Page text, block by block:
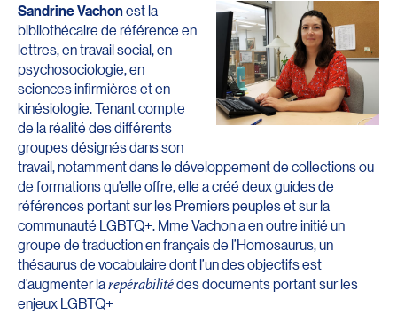
Sandrine Vachonest la
bibliothécaire de référence en
lettres, en travail social, en
psychosociologie, en
sciences infirmières et en
kinésiologie. Tenant compte
de la réalité des différents
groupes désignés dans son
travail, notamment dans le développement de collections ou
de formations qu’elle offre, elle a créé deux guides de
références portant sur les Premiers peuples et sur la
communauté LGBTQ+. Mme Vachon a en outre initié un
groupe de traduction en français de l’Homosaurus, un
thésaurus de vocabulaire dont l’un des objectifs est
d’augmenter larepérabilitédes documents portant sur les
enjeux LGBTQ+